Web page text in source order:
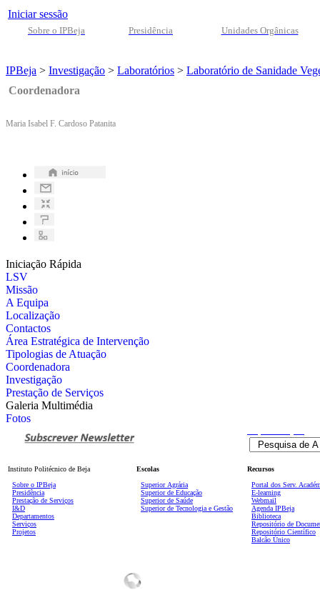
Iniciar sessão
Sobre o IPBeja Presidência Unidades Orgânicas
IPBeja > Investigação > Laboratórios > Laboratório de Sanidade
Coordenadora
Maria Isabel F. Cardoso Patanita
Iniciação Rápida
LSV
Missão
A Equipa
Localização
Contactos
Área Estratégica de Intervenção
Tipologias de Atuação
Coordenadora
Investigação
Prestação de Serviços
Galeria Multimédia
Fotos
Instituto Politécnico de Beja
Sobre o IPBeja
Presidência
Prestação de Serviços
I&D
Departamentos
Serviços
Projetos
Escolas
Superior Agrária
Superior de Educação
Superior de Saúde
Superior de Tecnologia e Gestão
Recursos
Portal dos Serv.
E-learning
Webmail
Agenda IPBeja
Biblioteca
Repositório de
Repositório Científico
Balcão Único